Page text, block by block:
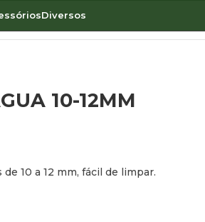
Diversos
10-12MM
10 a 12 mm, fácil de limpar.